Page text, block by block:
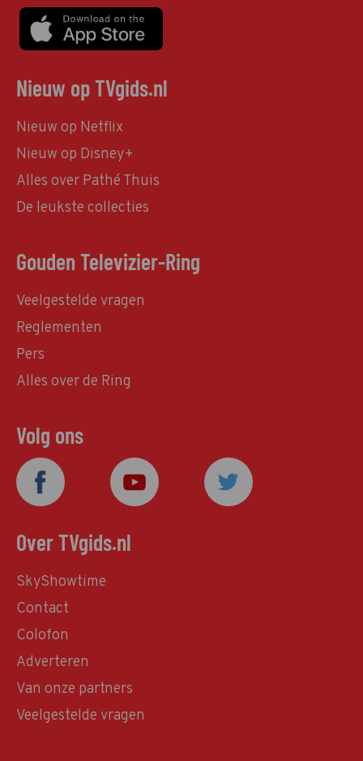
Nieuw op TVgids.nl
Nieuw op Netflix
Nieuw op Disney+
Alles over Pathé Thuis
De leukste collecties
Gouden Televizier-Ring
Veelgestelde vragen
Reglementen
Pers
Alles over de Ring
Volg ons
Over TVgids.nl
SkyShowtime
Contact
Colofon
Adverteren
Van onze partners
Veelgestelde vragen